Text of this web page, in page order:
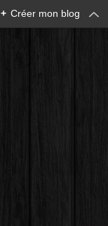
+ Créer mon blog